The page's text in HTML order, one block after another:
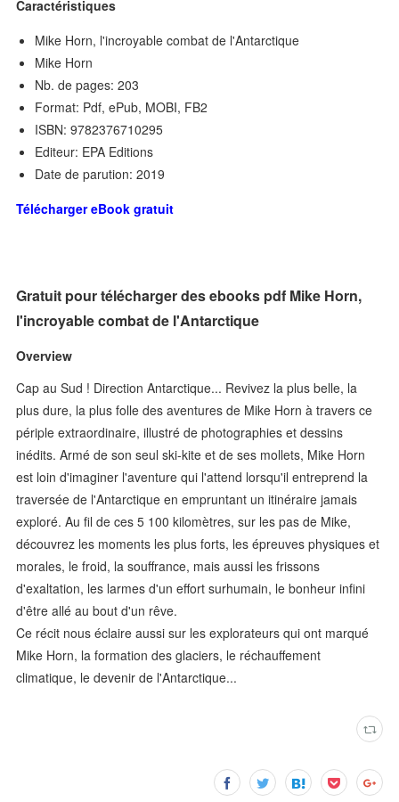
Caractéristiques
Mike Horn, l'incroyable combat de l'Antarctique
Mike Horn
Nb. de pages: 203
Format: Pdf, ePub, MOBI, FB2
ISBN: 9782376710295
Editeur: EPA Editions
Date de parution: 2019
Télécharger eBook gratuit
Gratuit pour télécharger des ebooks pdf Mike Horn,
l'incroyable combat de l'Antarctique
Overview
Cap au Sud ! Direction Antarctique... Revivez la plus belle, la
plus dure, la plus folle des aventures de Mike Horn à travers ce
périple extraordinaire, illustré de photographies et dessins
inédits. Armé de son seul ski-kite et de ses mollets, Mike Horn
est loin d'imaginer l'aventure qui l'attend lorsqu'il entreprend la
traversée de l'Antarctique en empruntant un itinéraire jamais
exploré. Au fil de ces 5 100 kilomètres, sur les pas de Mike,
découvrez les moments les plus forts, les épreuves physiques et
morales, le froid, la souffrance, mais aussi les frissons
d'exaltation, les larmes d'un effort surhumain, le bonheur infini
d'être allé au bout d'un rêve.
Ce récit nous éclaire aussi sur les explorateurs qui ont marqué
Mike Horn, la formation des glaciers, le réchauffement
climatique, le devenir de l'Antarctique...